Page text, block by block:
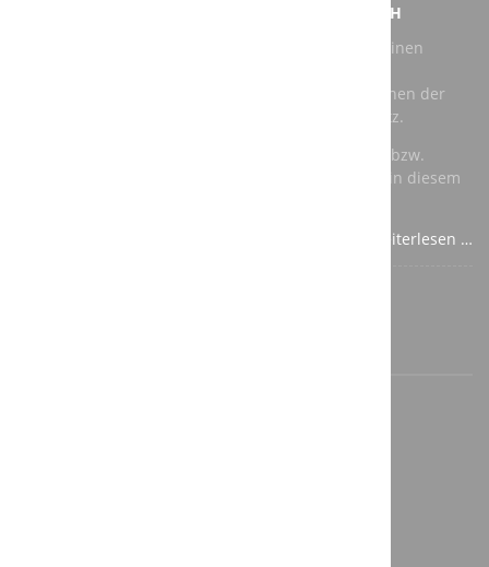
NEUER AUFTRAG FÜR DIE A3T ENGINEERING GMBH
Bei unserem jüngsten Auftrag geht es darum, für einen
modernisieren. Als Roboter kommen dabei Maschinen der
renommierten Hersteller Kuka und ABB zum Einsatz.
Für die speicherprogrammierbare Steuerung (SPS) bzw.
Totally Integrated Automation (TIA) verwenden wir in diesem
Weiterlesen …